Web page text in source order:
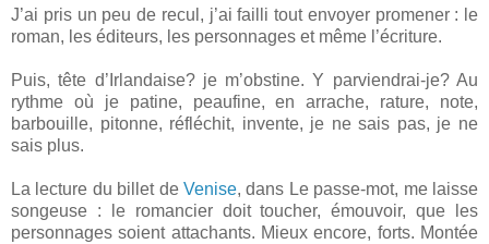
J’ai pris un peu de recul, j’ai failli tout envoyer promener : le
roman, les éditeurs, les personnages et même l’écriture.
Puis, tête d’Irlandaise? je m’obstine. Y parviendrai-je? Au
rythme où je patine, peaufine, en arrache, rature, note,
barbouille, pitonne, réfléchit, invente, je ne sais pas, je ne
sais plus.
La lecture du billet de Venise, dans Le passe-mot, me laisse
songeuse : le romancier doit toucher, émouvoir, que les
personnages soient attachants. Mieux encore, forts. Montée